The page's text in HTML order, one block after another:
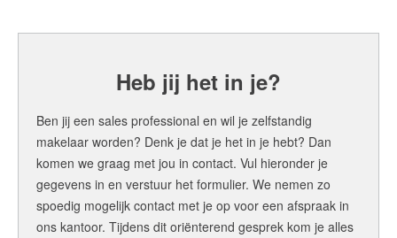
Heb jij het in je?
Ben jij een sales professional en wil je zelfstandig
makelaar worden? Denk je dat je het in je hebt? Dan
komen we graag met jou in contact. Vul hieronder je
gegevens in en verstuur het formulier. We nemen zo
spoedig mogelijk contact met je op voor een afspraak in
ons kantoor. Tijdens dit oriënterend gesprek kom je alles